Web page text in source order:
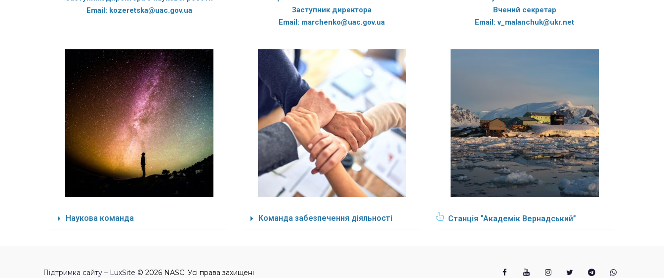
Email: kozeretska@uac.gov.ua
Заступник директора
Email: marchenko@uac.gov.ua
Вчений секретар
Email: v_malanchuk@ukr.net
Наукова команда Команда забезпечення діяльності Станція “Академік Вернадський”
Підтримка сайту – LuxSite © 2026 NASC. Усі права захищені